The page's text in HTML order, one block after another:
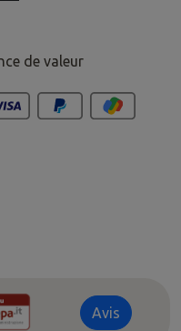
de valeur
Avis